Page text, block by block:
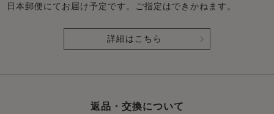
日本郵便にてお届け予定です。ご指定はできかねます。
詳細はこちら
返品・交換について